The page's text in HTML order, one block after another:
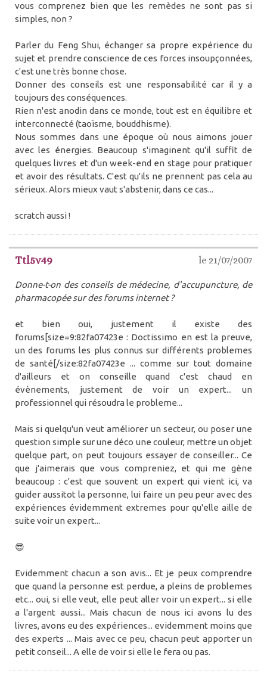
vous comprenez bien que les remèdes ne sont pas si
simples, non ?
Parler du Feng Shui, échanger sa propre expérience du
sujet et prendre conscience de ces forces insoupçonnées,
c'est une très bonne chose.
Donner des conseils est une responsabilité car il y a
toujours des conséquences.
Rien n'est anodin dans ce monde, tout est en équilibre et
interconnecté (taoïsme, bouddhisme).
Nous sommes dans une époque où nous aimons jouer
avec les énergies. Beaucoup s'imaginent qu'il suffit de
quelques livres et d'un week-end en stage pour pratiquer
et avoir des résultats. C'est qu'ils ne prennent pas cela au
sérieux. Alors mieux vaut s'abstenir, dans ce cas...
scratch aussi !
Ttl5v49 le 21/07/2007
Donne-t-on des conseils de médecine, d'accupuncture, de
pharmacopée sur des forums internet ?
et bien oui, justement il existe des
forums[size=9:82fa07423e : Doctissimo en est la preuve,
un des forums les plus connus sur différents problemes
de santé[/size:82fa07423e ... comme sur tout domaine
d'ailleurs et on conseille quand c'est chaud en
évènements, justement de voir un expert... un
professionnel qui résoudra le probleme...
Mais si quelqu'un veut améliorer un secteur, ou poser une
question simple sur une déco une couleur, mettre un objet
quelque part, on peut toujours essayer de conseiller... Ce
que j'aimerais que vous compreniez, et qui me gène
beaucoup : c'est que souvent un expert qui vient ici, va
guider aussitot la personne, lui faire un peu peur avec des
expériences évidemment extremes pour qu'elle aille de
suite voir un expert...
😎
Evidemment chacun a son avis... Et je peux comprendre
que quand la personne est perdue, a pleins de problemes
etc... oui, si elle veut, elle peut aller voir un expert... si elle
a l'argent aussi... Mais chacun de nous ici avons lu des
livres, avons eu des expériences... evidemment moins que
des experts ... Mais avec ce peu, chacun peut apporter un
petit conseil... A elle de voir si elle le fera ou pas.